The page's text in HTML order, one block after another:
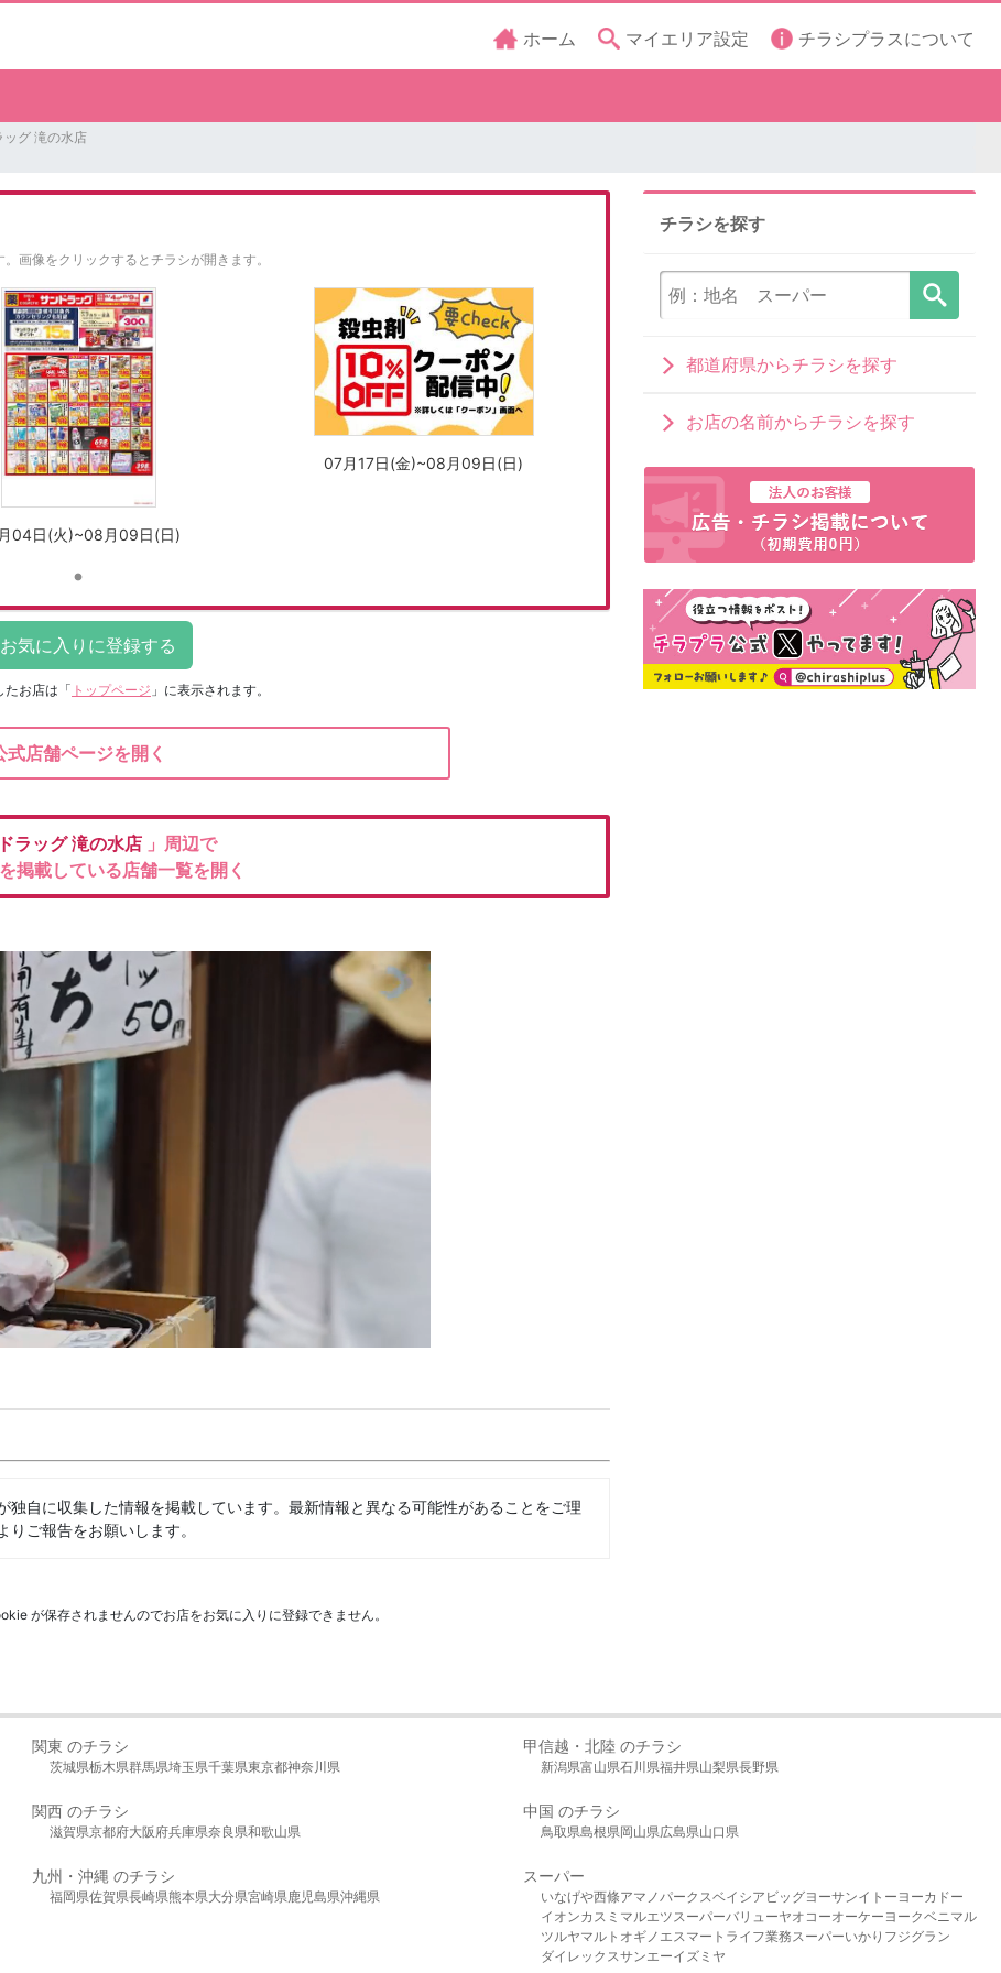
ホーム マイエリア設定 チラシプラスについて
ッグ 滝の水店
画像をクリックするとチラシが開きます。
04日(火)~08月09日(日)
07月17日(金)~08月09日(日)
たお店は 「 トップページ 」に表示されます。
式店舗ページを開く
ラッグ滝の水店 」周辺で
掲載している店舗一覧を開く
自に収集した情報を掲載しています。最新情報と異なる可能性があることをご理
りご報告をお願いします。
が保存されませんのでお店をお気に入りに登録できません。
チラシを探す
都道府県からチラシを探す
お店の名前からチラシを探す
関東 のチラシ
茨城県栃木県群馬県埼玉県千葉県東京都神奈川県
甲信越・北陸 のチラシ
新潟県富山県石川県福井県山梨県長野県
関西 のチラシ
滋賀県京都府大阪府兵庫県奈良県和歌山県
中国 のチラシ
鳥取県島根県岡山県広島県山口県
九州・沖縄 のチラシ
福岡県佐賀県長崎県熊本県大分県宮崎県鹿児島県沖縄県
スーパー
いなげや西條アマノパークスベイシア ビッグヨーサンイトーヨーカドー
イオンカスミ マルエツスーパーバリューヤオコーオーケー ヨークベニマル
ツルヤマルト オギノ エスマート ライフ業務スーパーいかり フジグラン
ダイレックスサンエーイズミヤ